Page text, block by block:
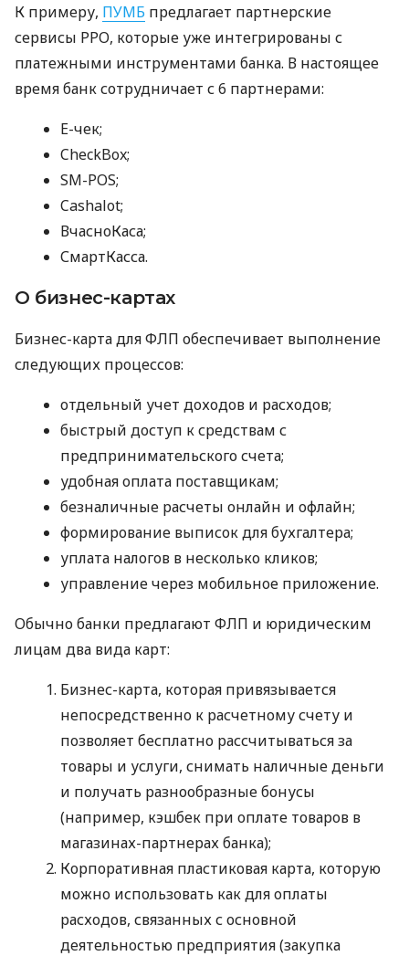
К примеру, ПУМБ предлагает партнерские
сервисы РРО, которые уже интегрированы с
платежными инструментами банка. В настоящее
время банк сотрудничает с 6 партнерами:
E-чек;
CheckBox;
SM-POS;
Cashalot;
ВчасноКаса;
СмартКасса.
О бизнес-картах
Бизнес-карта для ФЛП обеспечивает выполнение
следующих процессов:
отдельный учет доходов и расходов;
быстрый доступ к средствам с
предпринимательского счета;
удобная оплата поставщикам;
безналичные расчеты онлайн и офлайн;
формирование выписок для бухгалтера;
уплата налогов в несколько кликов;
управление через мобильное приложение.
Обычно банки предлагают ФЛП и юридическим
лицам два вида карт:
Бизнес-карта, которая привязывается
непосредственно к расчетному счету и
позволяет бесплатно рассчитываться за
товары и услуги, снимать наличные деньги
и получать разнообразные бонусы
(например, кэшбек при оплате товаров в
магазинах-партнерах банка);
Корпоративная пластиковая карта, которую
можно использовать как для оплаты
расходов, связанных с основной
деятельностью предприятия (закупка